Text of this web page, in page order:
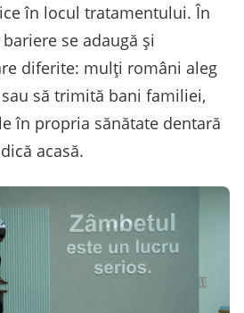
în locul tratamentului​. În
se adaugă și
diferite: mulți români aleg
să trimită bani familiei,
în propria sănătate dentară
acasă.